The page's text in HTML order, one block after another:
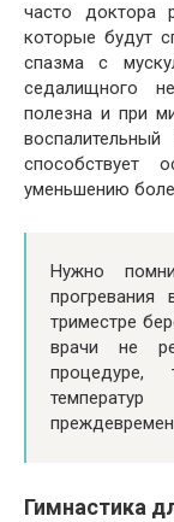
часто доктора
которые будут
спазма с
седалищного
полезна и при
способствует
уменьшению
Нужно
триместре
врачи не
процедуре,
Гимнастика